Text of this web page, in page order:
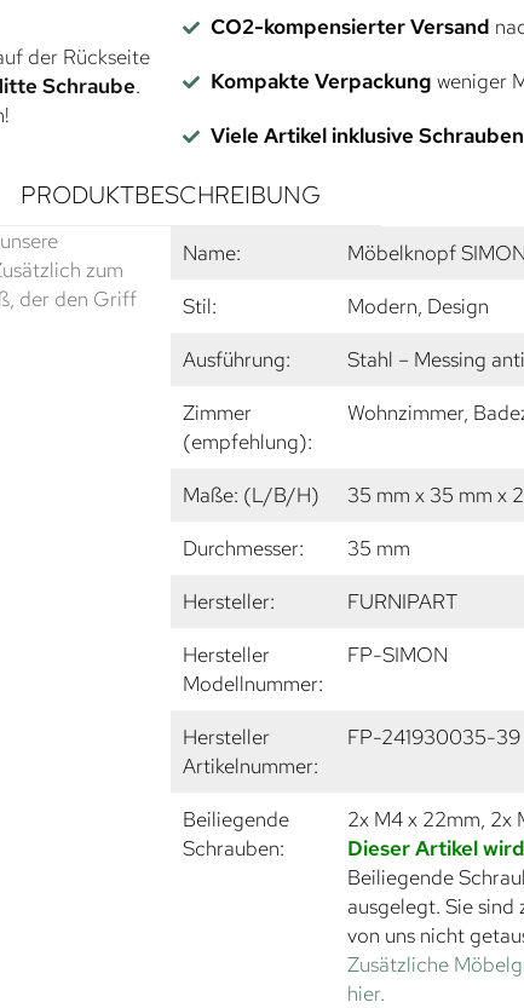
der Rückseite
Schraube.
CO2-kompensierter Versand
Kompakte Verpackung weniger
Viele Artikel inklusive Schrauben
PRODUKTBESCHREIBUNG
zum
der den Griff
Name:
Möbelknopf SIMON
Stil:
Modern, Design
Ausführung:
Stahl – Messing
Zimmer
(empfehlung):
Wohnzimmer,
Maße: (L/B/H)
35 mm x 35 mm x
Durchmesser:
35 mm
Hersteller:
FURNIPART
Hersteller
Modellnummer:
FP-SIMON
Hersteller
Artikelnummer:
FP-241930035-39
Beiliegende
Schrauben:
2x M4 x 22mm, 2x
Dieser Artikel
Beiliegende
ausgelegt. Sie sind
von uns nicht
Zusätzliche
hier.